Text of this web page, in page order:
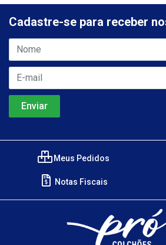
Cadastre-se para receber
Meus Pedidos
Notas Fiscais